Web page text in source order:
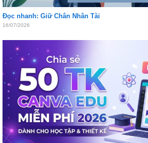
Đọc nhanh: Giữ Chân Nhân Tài
16/07/2026